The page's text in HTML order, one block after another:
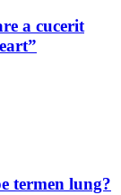
a cucerit
termen lung?